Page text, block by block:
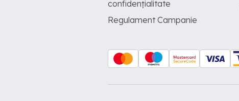
confidențialitate
Regulament Campanie